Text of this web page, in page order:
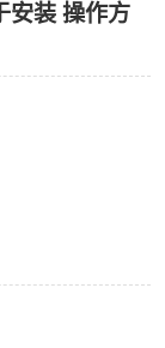
安装 操作方